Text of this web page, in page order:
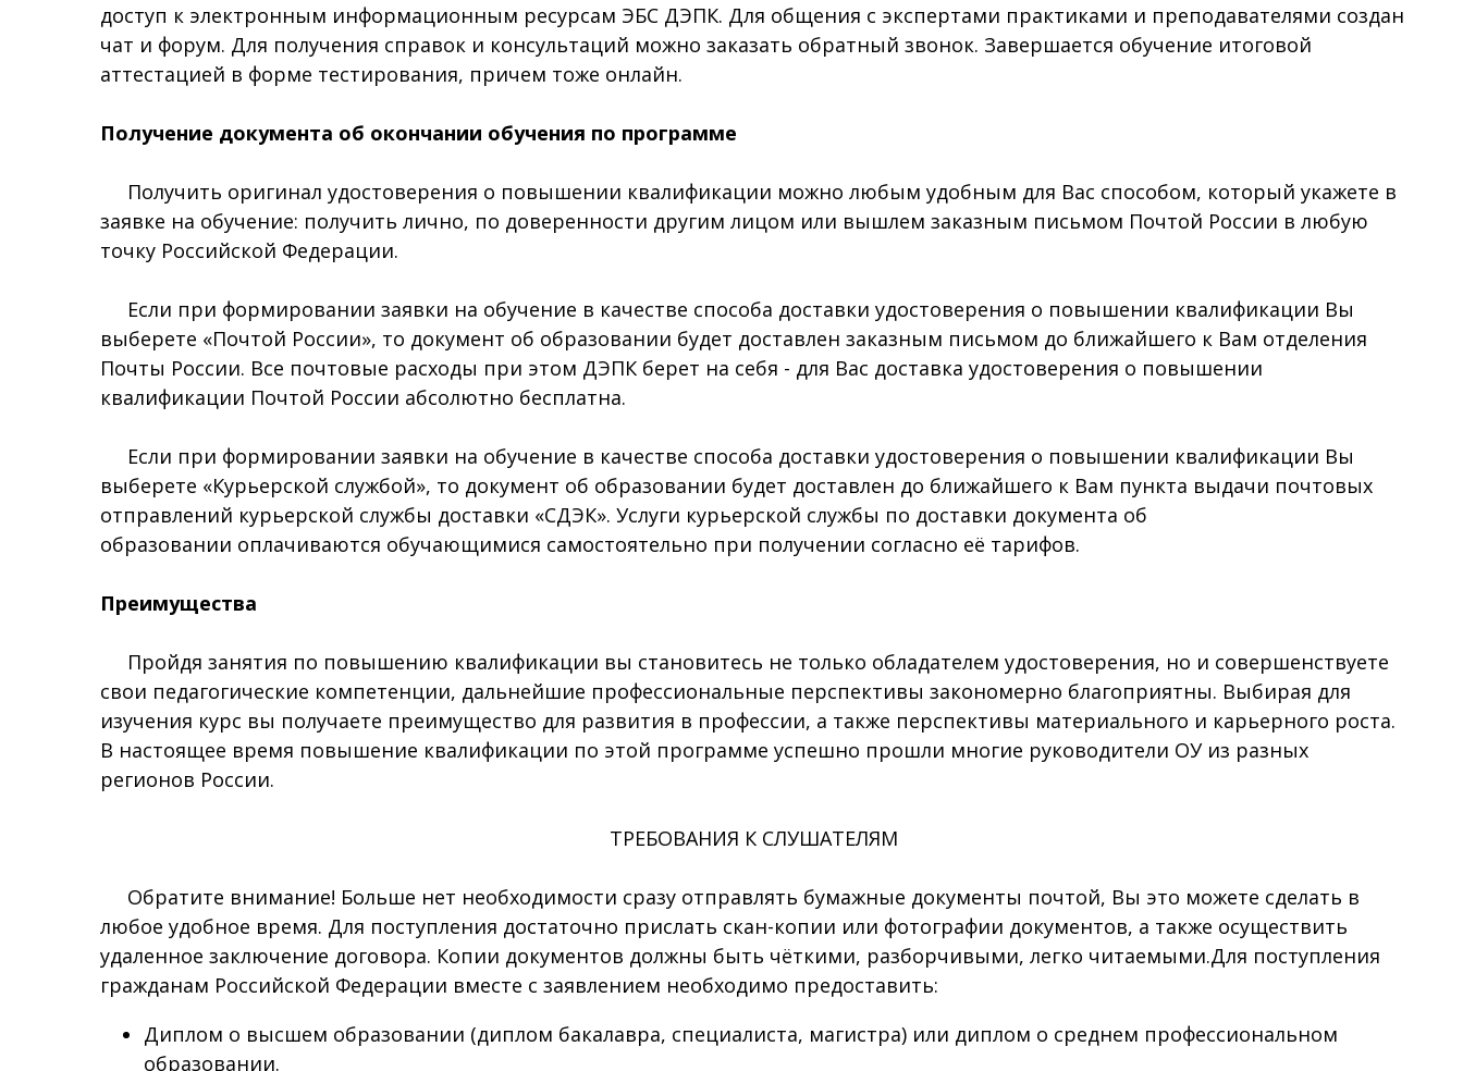
доступ к электронным информационным ресурсам ЭБС ДЭПК. Для общения с экспертами практиками и преподавателями создан
чат и форум. Для получения справок и консультаций можно заказать обратный звонок. Завершается обучение итоговой
аттестацией в форме тестирования, причем тоже онлайн.
Получение документа об окончании обучения по программе
Получить оригинал удостоверения о повышении квалификации можно любым удобным для Вас способом, который укажете в
заявке на обучение: получить лично, по доверенности другим лицом или вышлем заказным письмом Почтой России в любую
точку Российской Федерации.
Если при формировании заявки на обучение в качестве способа доставки удостоверения о повышении квалификации Вы
выберете «Почтой России», то документ об образовании будет доставлен заказным письмом до ближайшего к Вам отделения
Почты России. Все почтовые расходы при этом ДЭПК берет на себя - для Вас доставка удостоверения о повышении
квалификации Почтой России абсолютно бесплатна.
Если при формировании заявки на обучение в качестве способа доставки удостоверения о повышении квалификации Вы
выберете «Курьерской службой», то документ об образовании будет доставлен до ближайшего к Вам пункта выдачи почтовых
отправлений курьерской службы доставки «СДЭК». Услуги курьерской службы по доставки документа об
образовании оплачиваются обучающимися самостоятельно при получении согласно её тарифов.
Преимущества
Пройдя занятия по повышению квалификации вы становитесь не только обладателем удостоверения, но и совершенствуете
свои педагогические компетенции, дальнейшие профессиональные перспективы закономерно благоприятны. Выбирая для
изучения курс вы получаете преимущество для развития в профессии, а также перспективы материального и карьерного роста.
В настоящее время повышение квалификации по этой программе успешно прошли многие руководители ОУ из разных
регионов России.
ТРЕБОВАНИЯ К СЛУШАТЕЛЯМ
Обратите внимание! Больше нет необходимости сразу отправлять бумажные документы почтой, Вы это можете сделать в
любое удобное время. Для поступления достаточно прислать скан-копии или фотографии документов, а также осуществить
удаленное заключение договора. Копии документов должны быть чёткими, разборчивыми, легко читаемыми.Для поступления
гражданам Российской Федерации вместе с заявлением необходимо предоставить:
Диплом о высшем образовании (диплом бакалавра, специалиста, магистра) или диплом о среднем профессиональном
образовании.